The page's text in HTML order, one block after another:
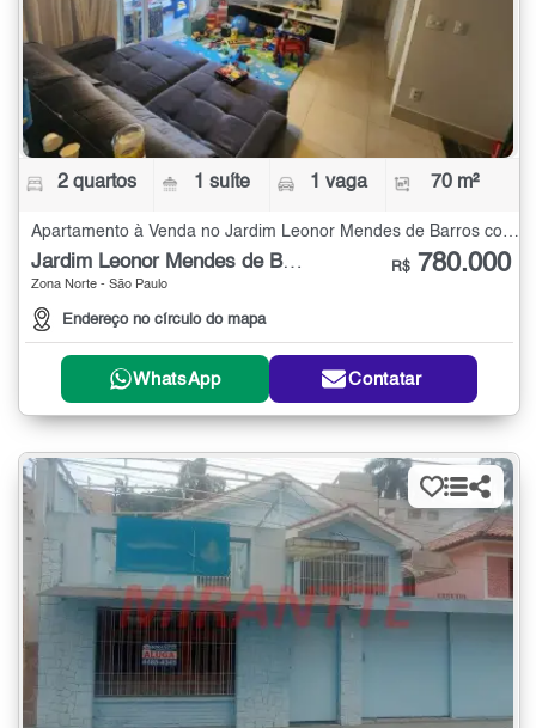
2 quartos 1 suíte 1 vaga 70 m²
Jardim Leonor Mendes de Barros
Zona Norte - São Paulo
Endereço no círculo do mapa
R$ 780.000
WhatsApp Contatar